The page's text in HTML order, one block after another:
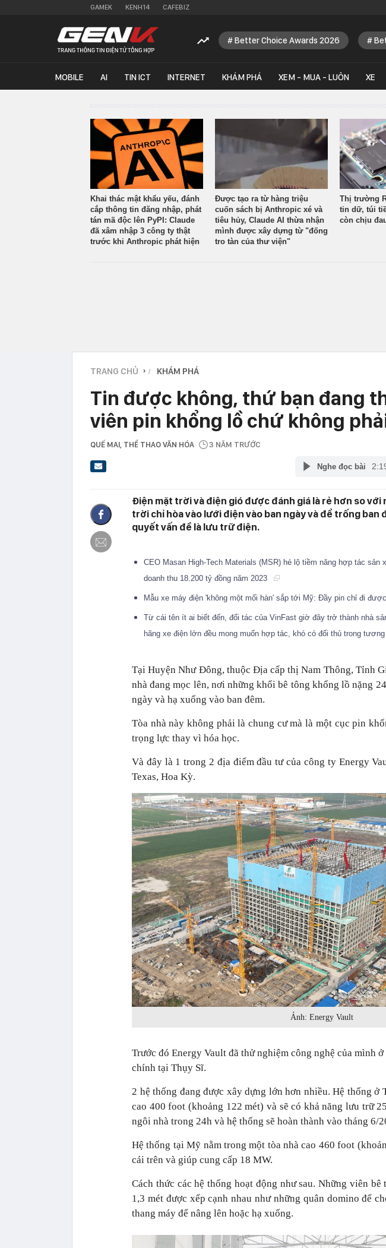
GAMEK KENH14 CAFEBIZ
Better Choice Awards 2026
MOBILE AI TIN ICT INTERNET KHÁM PHÁ XEM - MUA - LUÔN XE
Khai thác mật khẩu yếu, đánh
cắp thông tin đăng nhập, phát
tán mã độc lên PyPI: Claude
đã xâm nhập 3 công ty thật
trước khi Anthropic phát hiện
Được tạo ra từ hàng triệu
cuốn sách bị Anthropic xé và
tiêu hủy, Claude AI thừa nhận
mình được xây dựng từ "đống
tro tàn của thư viện"
Thị trường
tin dữ, túi
còn chịu
TRANG CHỦ › KHÁM PHÁ
Tin được không, thứ bạn đang
viên pin khổng lồ chứ không
QUẾ MAI , THỂ THAO VĂN HÓA 3 NĂM TRƯỚC
Nghe đọc bài
Điện mặt trời và điện gió được đánh giá là rẻ hơn so
trời chỉ hòa vào lưới điện vào ban ngày và để trống ban
quyết vấn đề là lưu trữ điện.
CEO Masan High-Tech Materials (MSR) hé lộ tiềm năng hợp tác sản
doanh thu 18.200 tỷ đồng năm 2023
Mẫu xe máy điện 'không một mối hàn' sắp tới Mỹ: Đầy pin chỉ đi
Từ cái tên ít ai biết đến, đối tác của VinFast giờ đây trở thành nhà
hãng xe điện lớn đều mong muốn hợp tác, khó có đối thủ trong
Tại Huyện Như Đông, thuộc Địa cấp thị Nam Thông, Tỉnh
nhà đang mọc lên, nơi những khối bê tông khổng lồ nặng
ngày và hạ xuống vào ban đêm.
Tòa nhà này không phải là chung cư mà là một cục pin
trọng lực thay vì hóa học.
Và đây là 1 trong 2 địa điểm đầu tư của công ty Energy
Texas, Hoa Kỳ.
Ảnh: Energy Vault
Trước đó Energy Vault đã thử nghiệm công nghệ của mình
chính tại Thụy Sĩ.
2 hệ thống đang được xây dựng lớn hơn nhiều. Hệ thống ở
cao 400 foot (khoảng 122 mét) và sẽ có khả năng lưu trữ
ngôi nhà trong 24h và hệ thống sẽ hoàn thành vào tháng 6/
Hệ thống tại Mỹ nằm trong một tòa nhà cao 460 foot
cái trên và giúp cung cấp 18 MW.
Cách thức các hệ thống hoạt động như sau. Những viên
1,3 mét được xếp cạnh nhau như những quân domino để
thang máy để nâng lên hoặc hạ xuống.